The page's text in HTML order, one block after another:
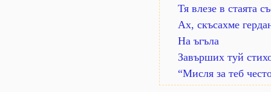
Тя влезе в стаята
Ах, скъсахме
На ъгъла
Завърших туй
“Мисля за теб